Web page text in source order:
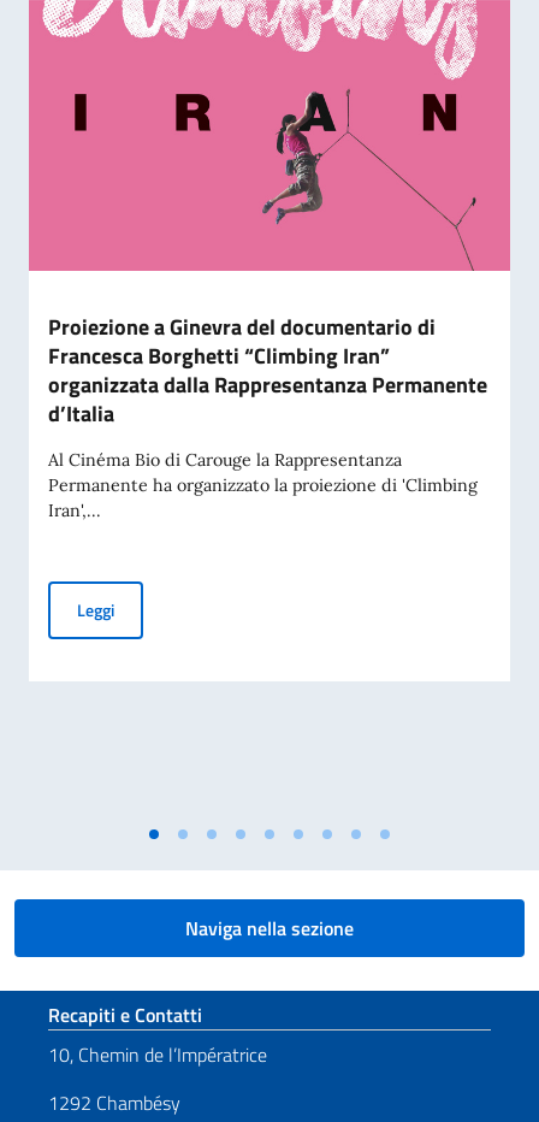
Proiezione a Ginevra del documentario di
Francesca Borghetti “Climbing Iran”
organizzata dalla Rappresentanza Permanente
d’Italia
Al Cinéma Bio di Carouge la Rappresentanza
Permanente ha organizzato la proiezione di 'Climbing
Iran',...
LeggiProiezione a Ginevra del documentario di Francesca
Naviga nella sezione
Sezione footer
Recapiti e Contatti
10, Chemin de l’Impératrice
1292 Chambésy